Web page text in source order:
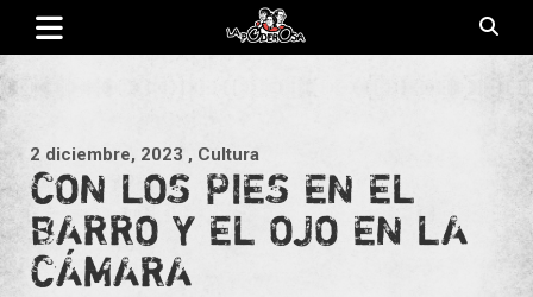
Saltar
contenido
2 diciembre, 2023 , Cultura
CON LOS PIES EN EL
BARRO Y EL OJO EN LA
CÁMARA